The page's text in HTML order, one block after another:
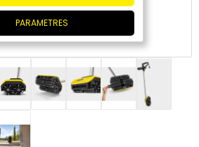
PARAMETRES